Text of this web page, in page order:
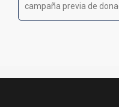
campaña previa de